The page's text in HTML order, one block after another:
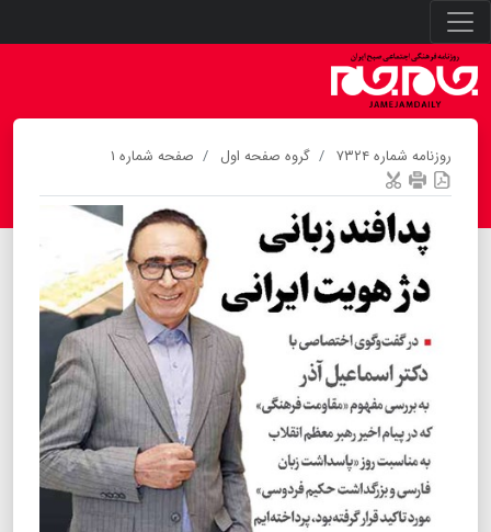
روزنامه شماره ۷۳۲۴ گروه صفحه اول صفحه شماره ۱